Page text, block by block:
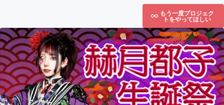
もう一度プロジェク
トをやってほしい